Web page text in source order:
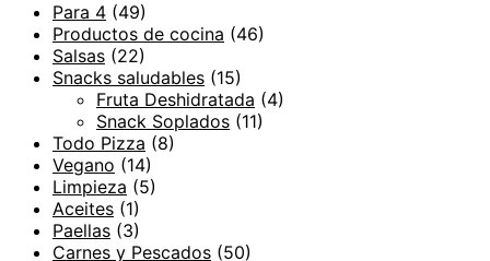
Para 4 (49)
Productos de cocina (46)
Salsas (22)
Snacks saludables (15)
Fruta Deshidratada (4)
Snack Soplados (11)
Todo Pizza (8)
Vegano (14)
Limpieza (5)
Aceites (1)
Paellas (3)
Carnes y Pescados (50)